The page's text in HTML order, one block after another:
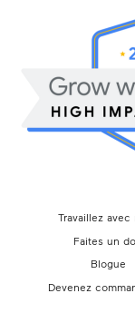
Travaillez avec
Faites un
Blogue
Devenez